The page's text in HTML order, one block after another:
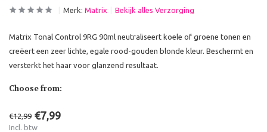
Merk: Matrix Bekijk alles Verzorging
Matrix Tonal Control 9RG 90ml neutraliseert koele of groene tonen en
creëert een zeer lichte, egale rood-gouden blonde kleur. Beschermt en
versterkt het haar voor glanzend resultaat.
Choose from:
€12,99 €7,99
Incl. btw